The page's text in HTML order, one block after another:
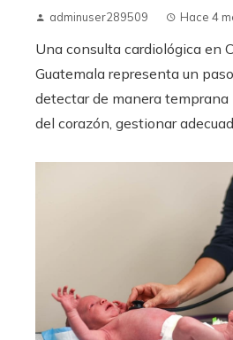
adminuser289509 Hace 4
Una consulta cardiológica en
Guatemala representa un
detectar de manera
del corazón, gestionar